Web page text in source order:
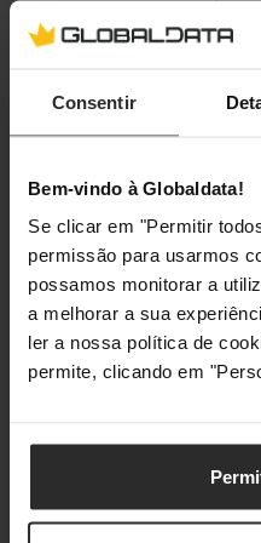
Consentir
Bem-vindo à Globaldata!
Se clicar em "Permitir
permissão para usarmos
possamos monitorar a
a melhorar a sua
ler a nossa política de
permite, clicando em
(Cloud)?
privacidade,
máquina, os
fotografias
fonte não são
servidores
eliminando
corporativa.
execução de IA
velocidade da
utilizador de